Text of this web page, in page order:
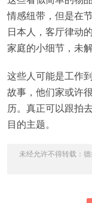
情感纽带，但是在
日本人，客厅律动
家庭的小细节，未
这些人可能是工作
故事，他们家或许
历。真正可以跟拍
目的主题。
未经允许不得转载：